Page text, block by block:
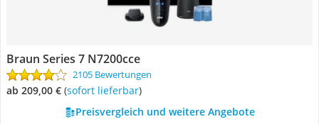
Braun Series 7 N7200cce
2105 Bewertungen
ab 209,00 € ( Sofort lieferbar)
Preisvergleich und weitere Angebote